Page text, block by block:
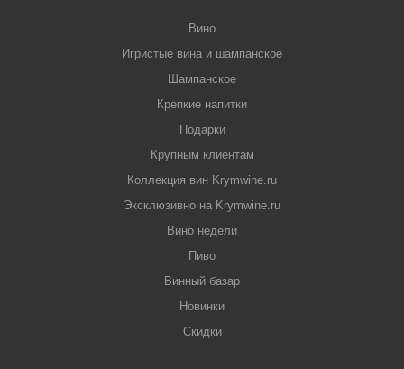
Вино
Игристые вина и шампанское
Шампанское
Крепкие напитки
Подарки
Крупным клиентам
Коллекция вин Krymwine.ru
Эксклюзивно на Krymwine.ru
Вино недели
Пиво
Винный базар
Новинки
Скидки